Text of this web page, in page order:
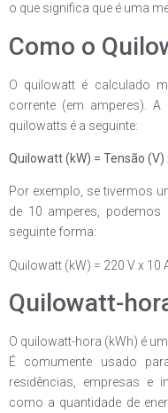
o que significa que é uma
Como o
O quilowatt é calculado
corrente (em amperes).
quilowatts é a seguinte:
Quilowatt (kW) = Tensão
Por exemplo, se tivermos
de 10 amperes,
seguinte forma:
Quilowatt (kW) = 220 V x 10
Quilowatt-
O quilowatt-hora (kWh) é
É comumente usado
residências, empresas e
como a quantidade de